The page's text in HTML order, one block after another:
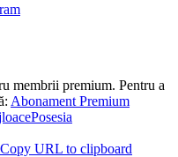
membrii premium. Pentru a
Abonament Premium
Posesia
Copy URL to clipboard